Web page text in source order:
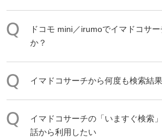
ドコモ mini／irumoでイマドコサー
か？
イマドコサーチから何度も検索結
イマドコサーチの「いますぐ検索
話から利用したい